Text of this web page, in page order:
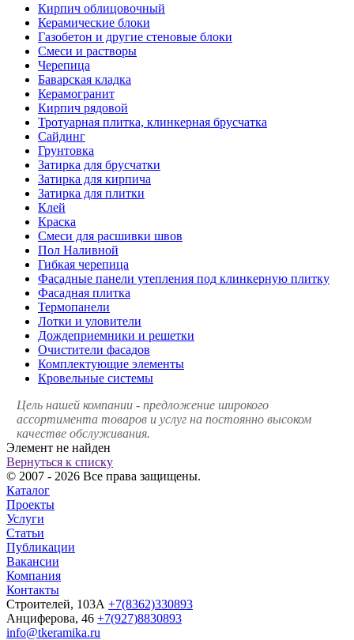
Кирпич облицовочный
Керамические блоки
Газобетон и другие стеновые блоки
Смеси и растворы
Черепица
Баварская кладка
Керамогранит
Кирпич рядовой
Тротуарная плитка, клинкерная брусчатка
Сайдинг
Грунтовка
Затирка для брусчатки
Затирка для кирпича
Затирка для плитки
Клей
Краска
Смеси для расшивки швов
Пол Наливной
Гибкая черепица
Фасадные панели утепления под клинкерную плитку
Фасадная плитка
Термопанели
Лотки и уловители
Дождеприемники и решетки
Очистители фасадов
Комплектующие элементы
Кровельные системы
Цель нашей компании - предложение широкого
ассортимента товаров и услуг на постоянно высоком
качестве обслуживания.
Элемент не найден
Вернуться к списку
© 2007 - 2026 Все права защищены.
Каталог
Проекты
Услуги
Статьи
Публикации
Вакансии
Компания
Контакты
Строителей, 103А +7(8362)330893
Анциферова, 46 +7(927)8830893
info@tkeramika.ru